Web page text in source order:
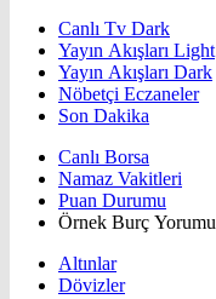
Canlı Tv Dark
Yayın Akışları Light
Yayın Akışları Dark
Nöbetçi Eczaneler
Son Dakika
Canlı Borsa
Namaz Vakitleri
Puan Durumu
Örnek Burç Yorumu
Altınlar
Dövizler